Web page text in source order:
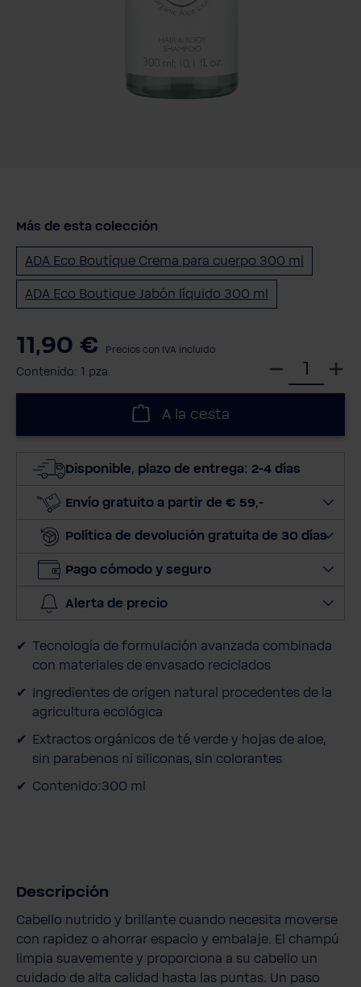
Más de esta colección
ADA Eco Boutique Crema para cuerpo 300 ml
ADA Eco Boutique Jabón líquido 300 ml
11,90 € Precios con IVA incluido
Contenido: 1 pza.
c
o
a
c
i
a
A la cesta
Disponible, plazo de entrega: 2-4 días
Envío gratuito a partir de € 59,-
Política de devolución gratuita de 30 días
Pago cómodo y seguro
Alerta de precio
Tecnología de formulación avanzada combinada
con materiales de envasado reciclados
Ingredientes de origen natural procedentes de la
agricultura ecológica
Extractos orgánicos de té verde y hojas de aloe,
sin parabenos ni siliconas, sin colorantes
Contenido:300 ml
Descripción
Cabello nutrido y brillante cuando necesita moverse
con rapidez o ahorrar espacio y embalaje. El champú
limpia suavemente y proporciona a su cabello un
cuidado de alta calidad hasta las puntas. Un paso